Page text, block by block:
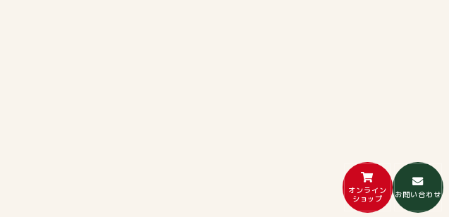
オンライン
ショップ
お問い合わせ